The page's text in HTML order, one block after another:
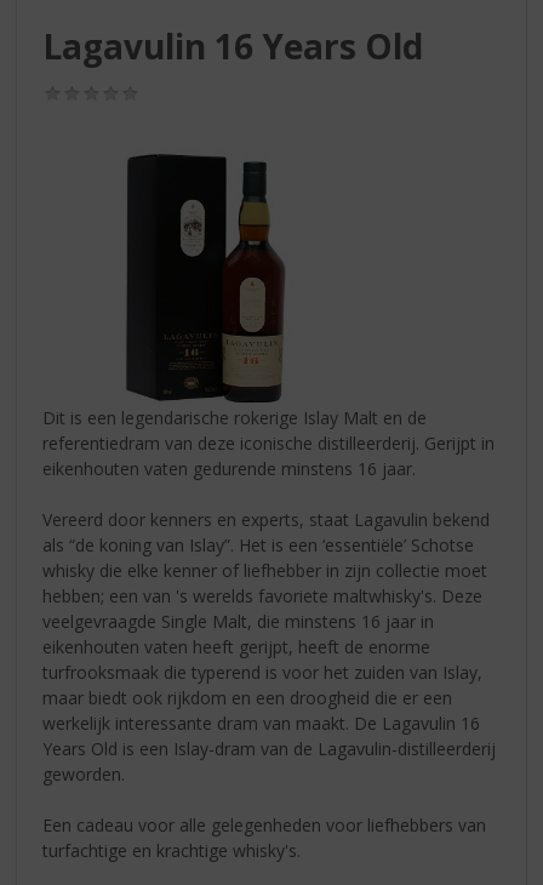
Lagavulin 16 Years Old
Dit is een legendarische rokerige Islay Malt en de
referentiedram van deze iconische distilleerderij. Gerijpt in
eikenhouten vaten gedurende minstens 16 jaar.
Vereerd door kenners en experts, staat Lagavulin bekend
als “de koning van Islay”. Het is een ‘essentiële’ Schotse
whisky die elke kenner of liefhebber in zijn collectie moet
hebben; een van 's werelds favoriete maltwhisky's. Deze
veelgevraagde Single Malt, die minstens 16 jaar in
eikenhouten vaten heeft gerijpt, heeft de enorme
turfrooksmaak die typerend is voor het zuiden van Islay,
maar biedt ook rijkdom en een droogheid die er een
werkelijk interessante dram van maakt. De Lagavulin 16
Years Old is een Islay-dram van de Lagavulin-distilleerderij
geworden.
Een cadeau voor alle gelegenheden voor liefhebbers van
turfachtige en krachtige whisky's.